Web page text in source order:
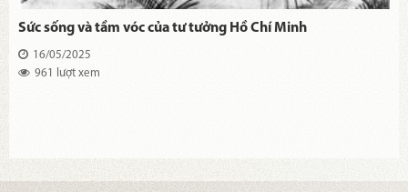
Sức sống và tầm vóc của tư tưởng Hồ Chí Minh
16/05/2025
961 lượt xem